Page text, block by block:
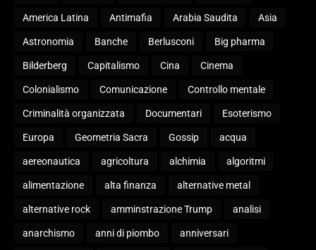
America Latina Antimafia Arabia Saudita Asia
Astronomia Banche Berlusconi Big pharma
Bilderberg Capitalismo Cina Cinema
Colonialismo Comunicazione Controllo mentale
Criminalità organizzata Documentari Esoterismo
Europa Geometria Sacra Gossip acqua
aereonautica agricoltura alchimia algoritmi
alimentazione alta finanza alternative metal
alternative rock amminstrazione Trump analisi
anarchismo anni di piombo anniversari